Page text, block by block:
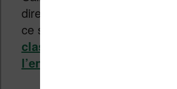
directement sur la machine
ce sujet, j’ai fait un article sur
classement des séries
l’envoi sur votre liseuse